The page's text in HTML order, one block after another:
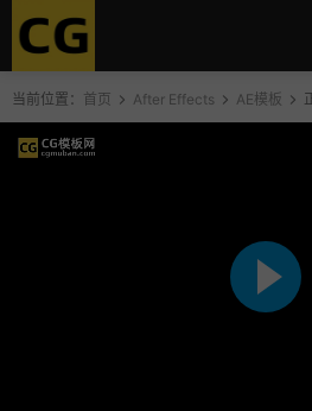
当前位置： 首页 After Effects AE模板